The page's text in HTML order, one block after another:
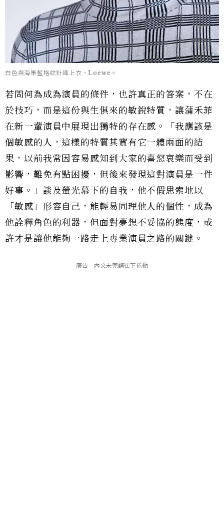
白色與海軍藍格紋針織上衣，Loewe。
若問何為成為演員的條件，也許真正的答案，不在
於技巧，而是這份與生俱來的敏銳特質，讓蒲禾菲
在新一輩演員中展現出獨特的存在感。「我應該是
個敏感的人，這樣的特質其實有它一體兩面的結
果，以前我常因容易感知到大家的喜怒哀樂而受到
影響，難免有點困擾，但後來發現這對演員是一件
好事。」談及螢光幕下的自我，他不假思索地以
「敏感」形容自己，能輕易同理他人的個性，成為
他詮釋角色的利器，但面對夢想不妥協的態度，或
許才是讓他能夠一路走上專業演員之路的關鍵。